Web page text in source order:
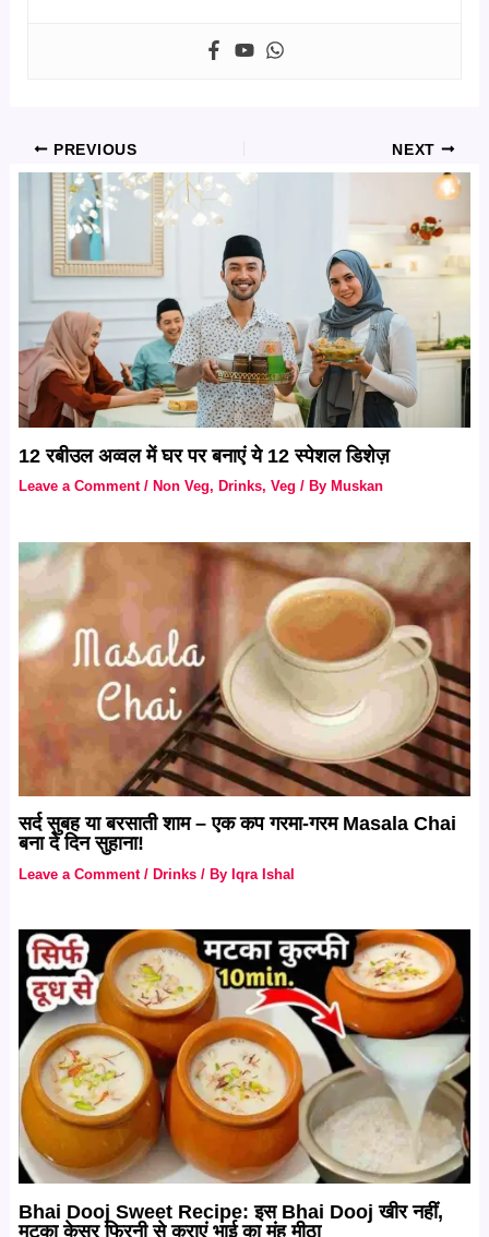
PREVIOUS NEXT
12 रबीउल अव्वल में घर पर बनाएं ये 12 स्पेशल डिशेज़
Leave a Comment / Non Veg, Drinks,Veg / By Muskan
सर्द सुबह या बरसाती शाम – एक कप गरमा-गरम Masala Chai
बना दे दिन सुहाना!
Leave a Comment / Drinks / By Iqra Ishal
Bhai Dooj Sweet Recipe: इस Bhai Dooj खीर नहीं,
मटका केसर फिरनी से कराएं भाई का मुंह मीठा